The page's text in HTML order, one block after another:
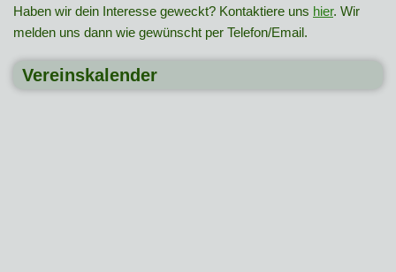
Haben wir dein Interesse geweckt? Kontaktiere uns hier. Wir
melden uns dann wie gewünscht per Telefon/Email.
Vereinskalender